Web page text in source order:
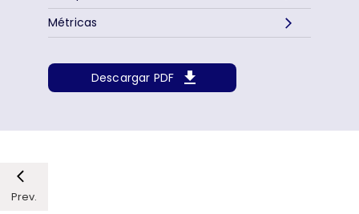
Descargar PDF
Métricas
Prev.